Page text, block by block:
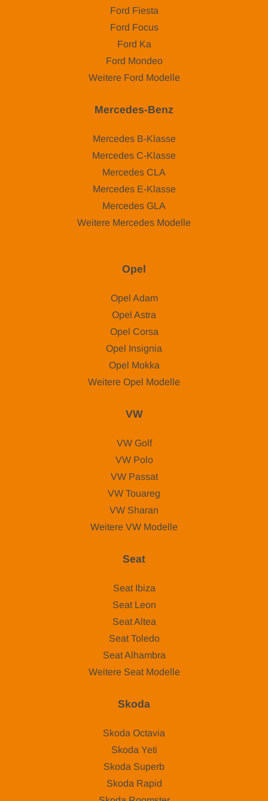
Ford Fiesta
Ford Focus
Ford Ka
Ford Mondeo
Weitere Ford Modelle
Mercedes-Benz
Mercedes B-Klasse
Mercedes C-Klasse
Mercedes CLA
Mercedes E-Klasse
Mercedes GLA
Weitere Mercedes Modelle
Opel
Opel Adam
Opel Astra
Opel Corsa
Opel Insignia
Opel Mokka
Weitere Opel Modelle
VW
VW Golf
VW Polo
VW Passat
VW Touareg
VW Sharan
Weitere VW Modelle
Seat
Seat Ibiza
Seat Leon
Seat Altea
Seat Toledo
Seat Alhambra
Weitere Seat Modelle
Skoda
Skoda Octavia
Skoda Yeti
Skoda Superb
Skoda Rapid